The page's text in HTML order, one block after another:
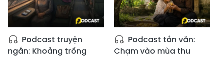
Podcast truyện
ngắn: Khoảng trống
Podcast tản văn:
Chạm vào mùa thu